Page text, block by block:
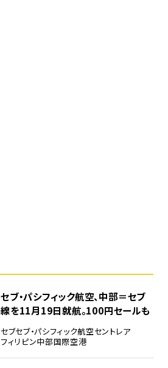
セブ・パシフィック航空、中部＝セブ
線を11月19日就航。100円セールも
セブセブ・パシフィック航空セントレア
フィリピン中部国際空港